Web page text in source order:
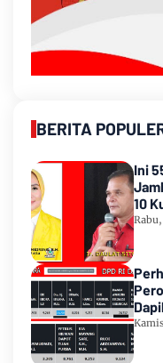
BERITA
Ini
10